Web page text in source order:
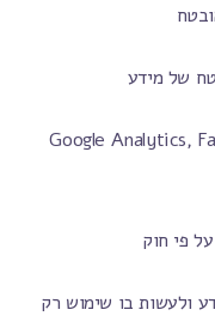
של מידע
– Google Analytics,
פי חוק
ולעשות בו שימוש רק